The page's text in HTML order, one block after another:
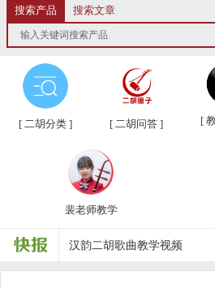
搜索产品 搜索文章
[ 二胡分类 ] [ 二胡问答 ] [
裴老师教学
第三届“汉韵杯”中老年业余
汉韵二胡教学视频教材、新
汉韵二胡高老师教学视频
汉韵二胡裴老师教学视频
汉韵二胡歌曲教学视频
二胡常用演奏符号说明，二胡